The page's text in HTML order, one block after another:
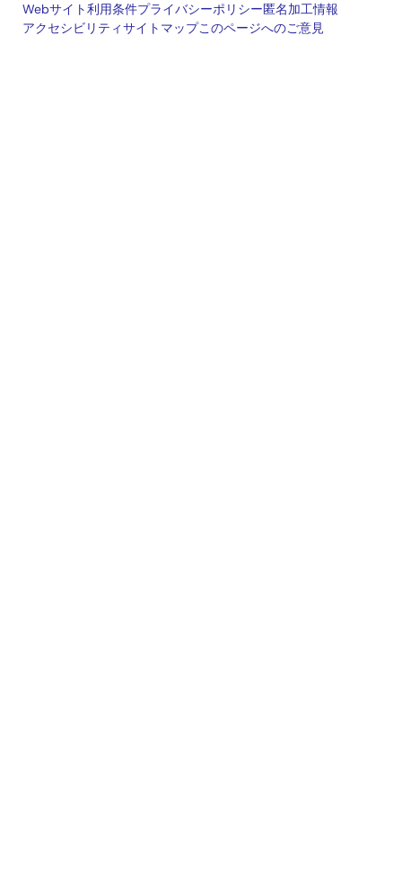
Legal
Webサイト利用条件プライバシーポリシー匿名加工情報
アクセシビリティサイトマップこのページへのご意見